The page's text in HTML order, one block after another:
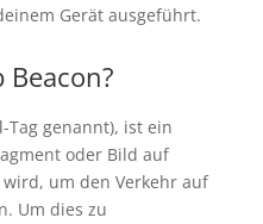
Gerät ausgeführt.
Beacon?
Tag genannt), ist ein
oder Bild auf
um den Verkehr auf
Um dies zu